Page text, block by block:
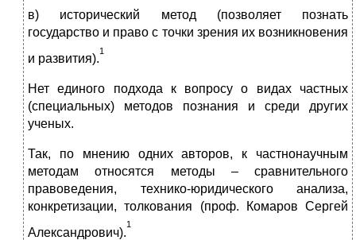
в) исторический метод (позволяет познать
государство и право с точки зрения их возникновения
и развития).
1
Нет единого подхода к вопросу о видах частных
(специальных) методов познания и среди других
ученых.
Так, по мнению одних авторов, к частнонаучным
методам относятся методы – сравнительного
правоведения, технико-юридического анализа,
конкретизации, толкования (проф. Комаров Сергей
Александрович).
1